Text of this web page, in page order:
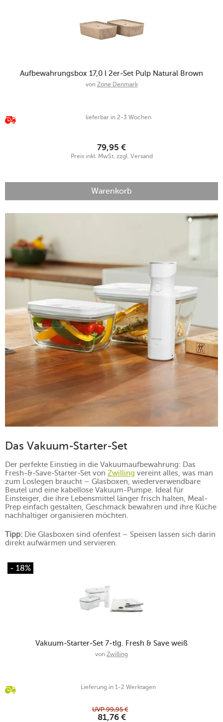
Aufbewahrungsbox 17,0 l 2er-Set Pulp Natural Brown
von Zone Denmark
lieferbar in 2-3 Wochen
79,95 €
Preis inkl. MwSt. zzgl. Versand
Warenkorb
Das Vakuum-Starter-Set
Der perfekte Einstieg in die Vakuumaufbewahrung: Das
Fresh-&-Save-Starter-Set von Zwilling vereint alles, was man
zum Loslegen braucht – Glasboxen, wiederverwendbare
Beutel und eine kabellose Vakuum-Pumpe. Ideal für
Einsteiger, die ihre Lebensmittel länger frisch halten, Meal-
Prep einfach gestalten, Geschmack bewahren und ihre Küche
nachhaltiger organisieren möchten.
Tipp: Die Glasboxen sind ofenfest – Speisen lassen sich darin
direkt aufwärmen und servieren.
- 18%
Vakuum-Starter-Set 7-tlg. Fresh & Save weiß
von Zwilling
Lieferung in 1-2 Werktagen
UVP99,95 €
81,76 €